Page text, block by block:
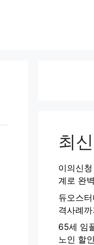
최
이의신
계로 완
듀오스
격사례
65세 임
노인 할